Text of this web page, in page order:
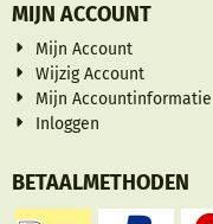
MIJN ACCOUNT
Mijn Account
Wijzig Account
Mijn Accountinformatie
Inloggen
BETAALMETHODEN